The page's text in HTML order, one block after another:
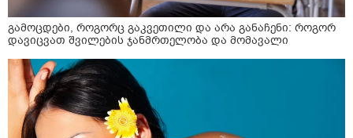
გამოცდები, როგორც გაკვეთილი და არა განაჩენი: როგორ
დავიცვათ შვილების ჯანმრთელობა და მომავალი